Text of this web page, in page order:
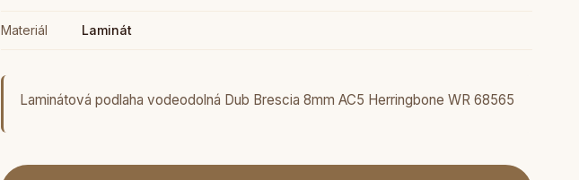
Materiál Laminát
Laminátová podlaha vodeodolná Dub Brescia 8mm AC5 Herringbone WR 68565